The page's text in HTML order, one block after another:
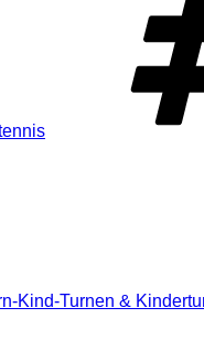
Kind-Turnen &